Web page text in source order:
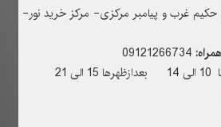
حکیم غرب و پیامبر مرکزی- مرکز خرید نور-
همراه: